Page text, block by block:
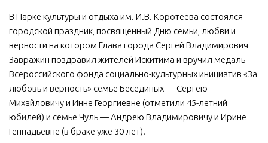
Учредительные документы
Правовая база
Противодействие коррупции
Отчеты о деятельности
Учреждения культуры
МБУ Дом культуры «Молодость»
МБУ Дом культуры «Октябрь»
В Парке культуры и отдыха им. И.В. Коротеева состоялся
городской праздник, посвященный Дню семьи, любви и
верности на котором Глава города Сергей Владимирович
Завражин поздравил жителей Искитима и вручил медаль
Всероссийского фонда социально-культурных инициатив «За
любовь и верность» семье Бесединых — Сергею
Михайловичу и Инне Георгиевне (отметили 45-летний
юбилей) и семье Чуль — Андрею Владимировичу и Ирине
Геннадьевне (в браке уже 30 лет).